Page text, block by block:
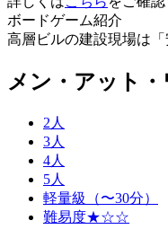
ボードゲーム紹介
高層ビルの建設現場は「
メン・アット・
2人
3人
4人
5人
軽量級（〜30分）
難易度★☆☆